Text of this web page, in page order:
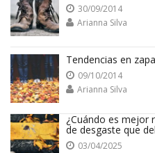
30/09/2014
Arianna Silva
Tendencias en
09/10/2014
Arianna Silva
¿Cuándo es mejor
de desgaste que
03/04/2025